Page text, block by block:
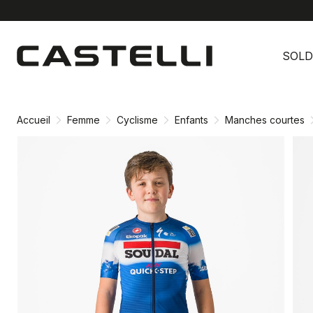
contenu
Accueil Femme Cyclisme Enfants Manches courtes